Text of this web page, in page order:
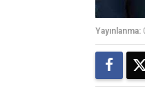
Yayınlanma: